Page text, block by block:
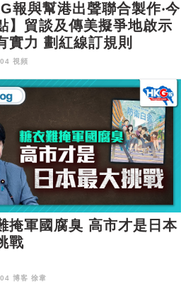
報與幫港出聲聯合製作‧今
】貿談及傳美擬爭地啟示
實力 劃紅線訂規則
視頻
掩軍國腐臭 高市才是日本
戰
博客 徐韋